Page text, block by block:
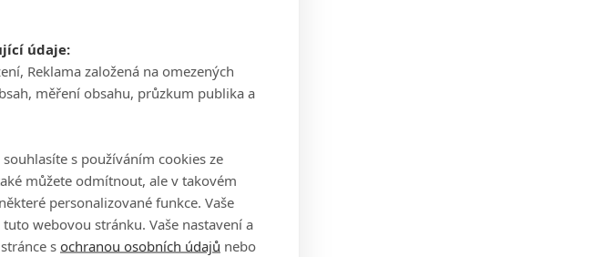
údaje:
Reklama založená na omezených
měření obsahu, průzkum publika a
s používáním cookies ze
můžete odmítnout, ale v takovém
personalizované funkce. Vaše
webovou stránku. Vaše nastavení a
s ochranou osobních údajů nebo